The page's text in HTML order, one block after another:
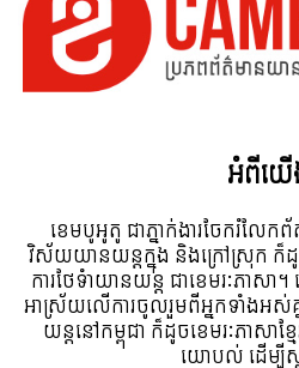
អំពី​យ
ខេមបូអូតូ ជាភ្នាក់ងារចែករំល
វិស័យយានយន្តក្នុង និងក្រៅស្រុក ក៏ដូ
ការថែទំាយានយន្ត ជាខេមរៈភាសា
អាស្រ័យលើការចូលរួមពីអ្នកទាំងអស់
យន្តនៅកម្ពុជា ក៏ដូចខេមរៈភាសាខ្
យោបល់ ដើម្បីស្